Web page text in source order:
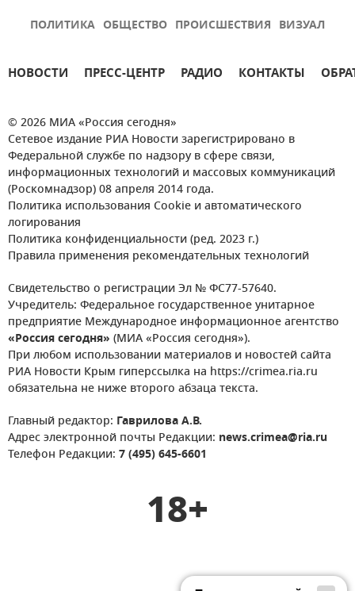
ПОЛИТИКА ОБЩЕСТВО ПРОИСШЕСТВИЯ ВИЗУАЛ
НОВОСТИ ПРЕСС-ЦЕНТР РАДИО КОНТАКТЫ
© 2026 МИА «Россия сегодня»
Сетевое издание РИА Новости зарегистрировано в
Федеральной службе по надзору в сфере связи,
информационных технологий и массовых коммуникаций
(Роскомнадзор) 08 апреля 2014 года.
Политика использования Cookie и автоматического
логирования
Политика конфиденциальности (ред. 2023 г.)
Правила применения рекомендательных технологий
Свидетельство о регистрации Эл № ФС77-57640.
Учредитель: Федеральное государственное унитарное
предприятие Международное информационное агентство
«Россия сегодня» (МИА «Россия сегодня»).
При любом использовании материалов и новостей сайта
РИА Новости Крым гиперссылка на https://crimea.ria.ru
обязательна не ниже второго абзаца текста.
Главный редактор: Гаврилова А.В.
Адрес электронной почты Редакции: news.crimea@ria.ru
Телефон Редакции: 7 (495) 645-6601
18+